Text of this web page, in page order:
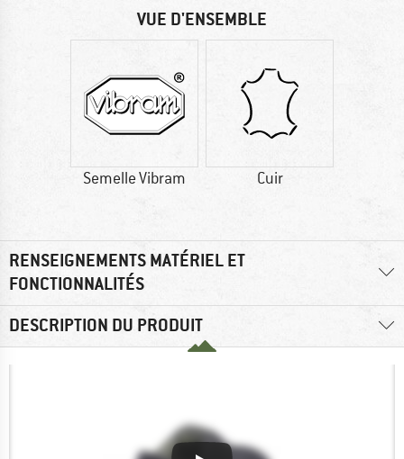
VUE D'ENSEMBLE
Semelle Vibram Cuir
RENSEIGNEMENTS MATÉRIEL ET
FONCTIONNALITÉS
DESCRIPTION DU PRODUIT